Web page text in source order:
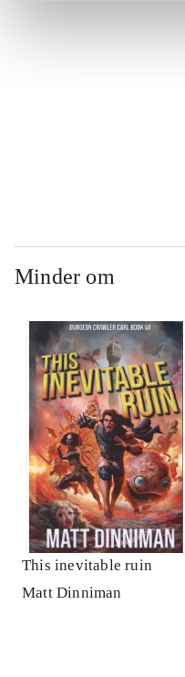
Minder om
This inevitable ruin
Matt Dinniman